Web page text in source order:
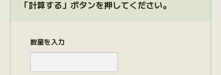
「計算する」ボタンを押してください。
数量を入力